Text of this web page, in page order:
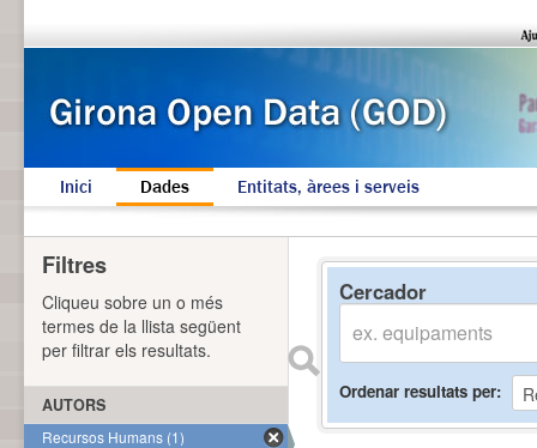
Inici Dades Entitats, àrees i serveis
Cercador
Ordenar resultats per
Filtres
Cliqueu sobre un o més
termes de la llista següent
per filtrar els resultats.
AUTORS
Recursos Humans (1)